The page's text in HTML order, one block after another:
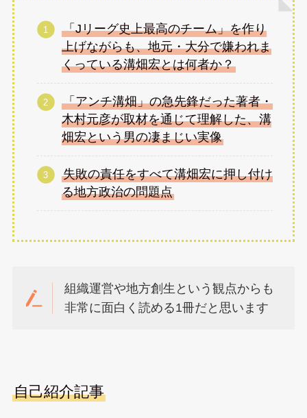
「Jリーグ史上最高のチーム」を作り
上げながらも、地元・大分で嫌われま
くっている溝畑宏とは何者か？
「アンチ溝畑」の急先鋒だった著者・
木村元彦が取材を通じて理解した、溝
畑宏という男の凄まじい実像
失敗の責任をすべて溝畑宏に押し付け
る地方政治の問題点
組織運営や地方創生という観点からも
非常に面白く読める1冊だと思います
自己紹介記事